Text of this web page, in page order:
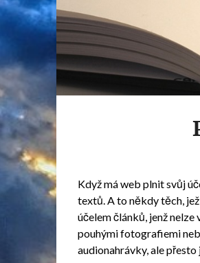
Když má web plnit svůj
textů. A to někdy těch,
účelem článků, jenž
pouhými fotografiemi
audionahrávky, ale